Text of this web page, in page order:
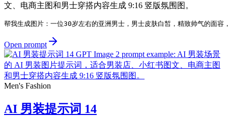
文、电商主图和男士穿搭内容生成 9:16 竖版氛围图。
帮我生成图片：一位30岁左右的亚洲男士，男士皮肤白皙，精致帅气的面
Open prompt
Men's Fashion
AI 男装提示词 14